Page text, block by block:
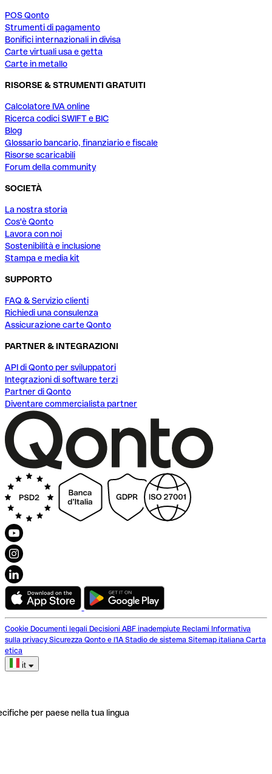
POS Qonto
Strumenti di pagamento
Bonifici internazionali in divisa
Carte virtuali usa e getta
Carte in metallo
RISORSE & STRUMENTI GRATUITI
Calcolatore IVA online
Ricerca codici SWIFT e BIC
Blog
Glossario bancario, finanziario e fiscale
Risorse scaricabili
Forum della community
SOCIETÀ
La nostra storia
Cos'è Qonto
Lavora con noi
Sostenibilità e inclusione
Stampa e media kit
SUPPORTO
FAQ & Servizio clienti
Richiedi una consulenza
Assicurazione carte Qonto
PARTNER & INTEGRAZIONI
API di Qonto per sviluppatori
Integrazioni di software terzi
Partner di Qonto
Diventare commercialista partner
Cookie Documenti legali Decisioni ABF inadempiute Reclami Informativa
sulla privacy Sicurezza Qonto e l'IA Stadio de sistema Sitemap italiana Carta
etica
it
per paese nella tua lingua